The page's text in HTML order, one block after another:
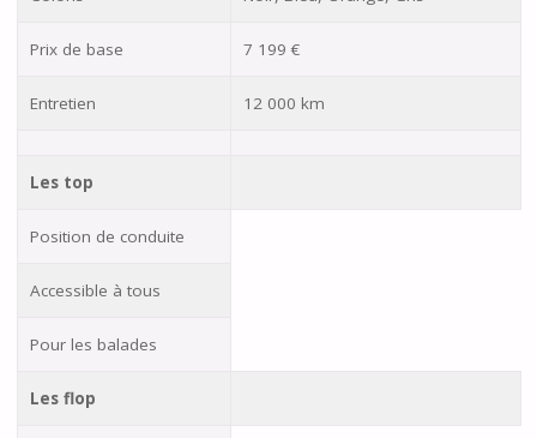
Prix de base 7 199 €
Entretien 12 000 km
Les top
Position de conduite
Accessible à tous
Pour les balades
Les flop